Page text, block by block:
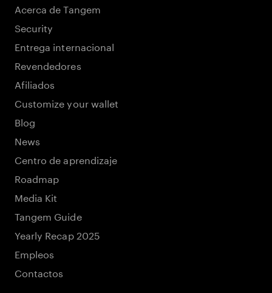
Acerca de Tangem
Security
Entrega internacional
Revendedores
Afiliados
Customize your wallet
Blog
News
Centro de aprendizaje
Roadmap
Media Kit
Tangem Guide
Yearly Recap 2025
Empleos
Contactos